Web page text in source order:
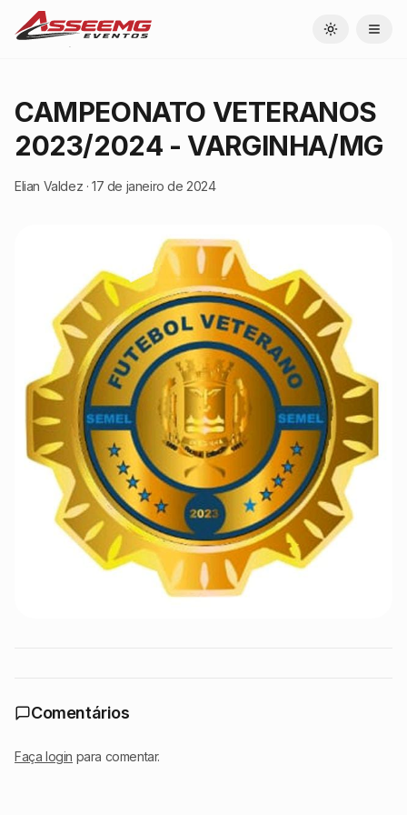
Toggle theme
CAMPEONATO VETERANOS
2023/2024 - VARGINHA/MG
Elian Valdez ·17 de janeiro de 2024
Comentários
Faça login para comentar.